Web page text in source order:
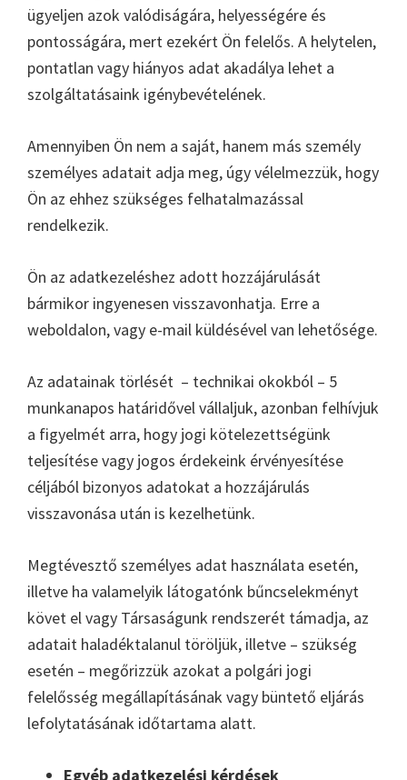
ügyeljen azok valódiságára, helyességére és
pontosságára, mert ezekért Ön felelős. A helytelen,
pontatlan vagy hiányos adat akadálya lehet a
szolgáltatásaink igénybevételének.
Amennyiben Ön nem a saját, hanem más személy
személyes adatait adja meg, úgy vélelmezzük, hogy
Ön az ehhez szükséges felhatalmazással
rendelkezik.
Ön az adatkezeléshez adott hozzájárulását
bármikor ingyenesen visszavonhatja. Erre a
weboldalon, vagy e-mail küldésével van lehetősége.
Az adatainak törlését – technikai okokból – 5
munkanapos határidővel vállaljuk, azonban felhívjuk
a figyelmét arra, hogy jogi kötelezettségünk
teljesítése vagy jogos érdekeink érvényesítése
céljából bizonyos adatokat a hozzájárulás
visszavonása után is kezelhetünk.
Megtévesztő személyes adat használata esetén,
illetve ha valamelyik látogatónk bűncselekményt
követ el vagy Társaságunk rendszerét támadja, az
adatait haladéktalanul töröljük, illetve – szükség
esetén – megőrizzük azokat a polgári jogi
felelősség megállapításának vagy büntető eljárás
lefolytatásának időtartama alatt.
Egyéb adatkezelési kérdések